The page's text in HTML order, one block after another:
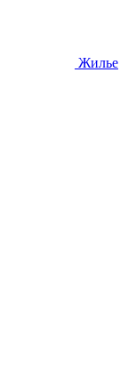
Жилье